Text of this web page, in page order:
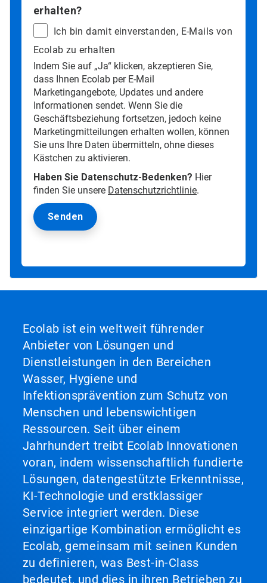
erhalten?
Ich bin damit einverstanden, E-Mails von
Ecolab zu erhalten
Indem Sie auf „Ja“ klicken, akzeptieren Sie,
dass Ihnen Ecolab per E-Mail
Marketingangebote, Updates und andere
Informationen sendet. Wenn Sie die
Geschäftsbeziehung fortsetzen, jedoch keine
Marketingmitteilungen erhalten wollen, können
Sie uns Ihre Daten übermitteln, ohne dieses
Kästchen zu aktivieren.
Haben Sie Datenschutz-Bedenken? Hier
finden Sie unsere Datenschutzrichtlinie.
Ecolab ist ein weltweit führender
Anbieter von Lösungen und
Dienstleistungen in den Bereichen
Wasser, Hygiene und
Infektionsprävention zum Schutz von
Menschen und lebenswichtigen
Ressourcen. Seit über einem
Jahrhundert treibt Ecolab Innovationen
voran, indem wissenschaftlich fundierte
Lösungen, datengestützte Erkenntnisse,
KI-Technologie und erstklassiger
Service integriert werden. Diese
einzigartige Kombination ermöglicht es
Ecolab, gemeinsam mit seinen Kunden
zu definieren, was Best-in-Class
bedeutet, und dies in ihren Betrieben zu